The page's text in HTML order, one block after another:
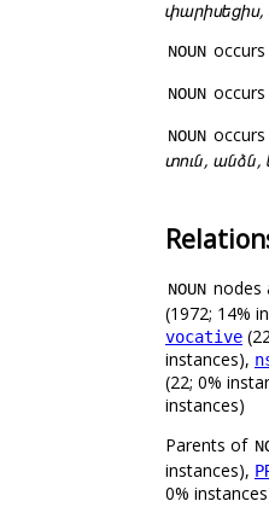
փարիսեցիս,
NOUN
NOUN
NOUN
տուն, անձն,
NOUN nodes
(1972; 14%
vocative
instances),
(22; 0%
instances)
Parents of
instances),
0%